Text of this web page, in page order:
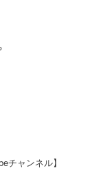
チャンネル】